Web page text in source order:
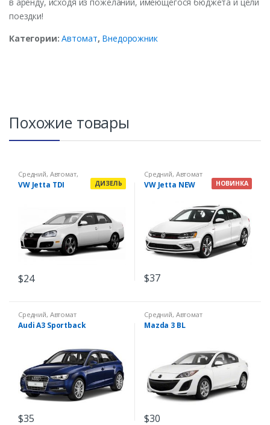
поездки!
Категории:Автомат, Внедорожник
Похожие товары
ДИЗЕЛЬ
Средний, Автомат,
Дизель
VW Jetta TDI
$24
НОВИНКА
Средний, Автомат
VW Jetta NEW
$37
Средний, Автомат
Audi A3 Sportback
$35
Средний, Автомат
Mazda 3 BL
$30